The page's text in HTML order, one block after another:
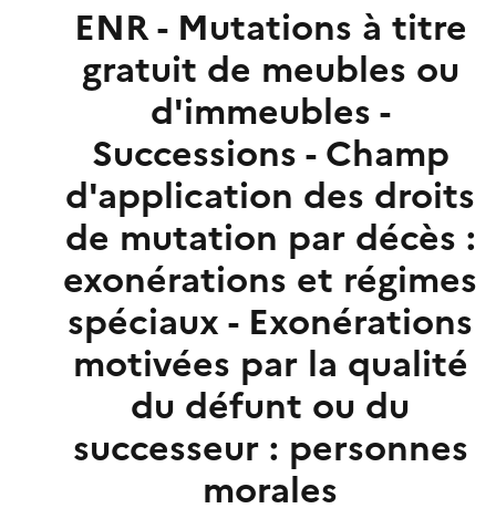
ENR - Mutations à titre
gratuit de meubles ou
d'immeubles -
Successions - Champ
d'application des droits
de mutation par décès :
exonérations et régimes
spéciaux - Exonérations
motivées par la qualité
du défunt ou du
successeur : personnes
morales